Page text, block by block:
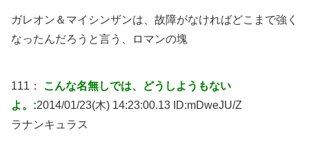
ガレオン＆マイシンザンは、故障がなければどこまで強く
なったんだろうと言う、ロマンの塊
111： こんな名無しでは、どうしようもない
よ。:2014/01/23(木) 14:23:00.13 ID:mDweJU/Z
ラナンキュラス